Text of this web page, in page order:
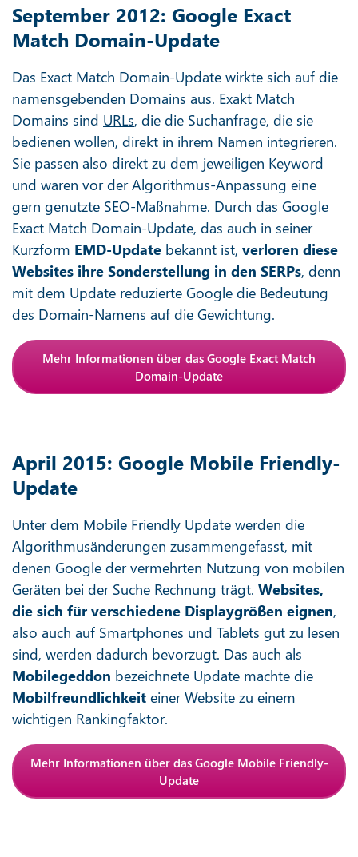
September 2012: Google Exact
Match Domain-Update
Das Exact Match Domain-Update wirkte sich auf die
namensgebenden Domains aus. Exakt Match
Domains sind URLs, die die Suchanfrage, die sie
bedienen wollen, direkt in ihrem Namen integrieren.
Sie passen also direkt zu dem jeweiligen Keyword
und waren vor der Algorithmus-Anpassung eine
gern genutzte SEO-Maßnahme. Durch das Google
Exact Match Domain-Update, das auch in seiner
Kurzform EMD-Update bekannt ist, verloren diese
Websites ihre Sonderstellung in den SERPs, denn
mit dem Update reduzierte Google die Bedeutung
des Domain-Namens auf die Gewichtung.
Mehr Informationen über das Google Exact Match
Domain-Update
April 2015: Google Mobile Friendly-
Update
Unter dem Mobile Friendly Update werden die
Algorithmusänderungen zusammengefasst, mit
denen Google der vermehrten Nutzung von mobilen
Geräten bei der Suche Rechnung trägt. Websites,
die sich für verschiedene Displaygrößen eignen,
also auch auf Smartphones und Tablets gut zu lesen
sind, werden dadurch bevorzugt. Das auch als
Mobilegeddon bezeichnete Update machte die
Mobilfreundlichkeit einer Website zu einem
wichtigen Rankingfaktor.
Mehr Informationen über das Google Mobile Friendly-
Update